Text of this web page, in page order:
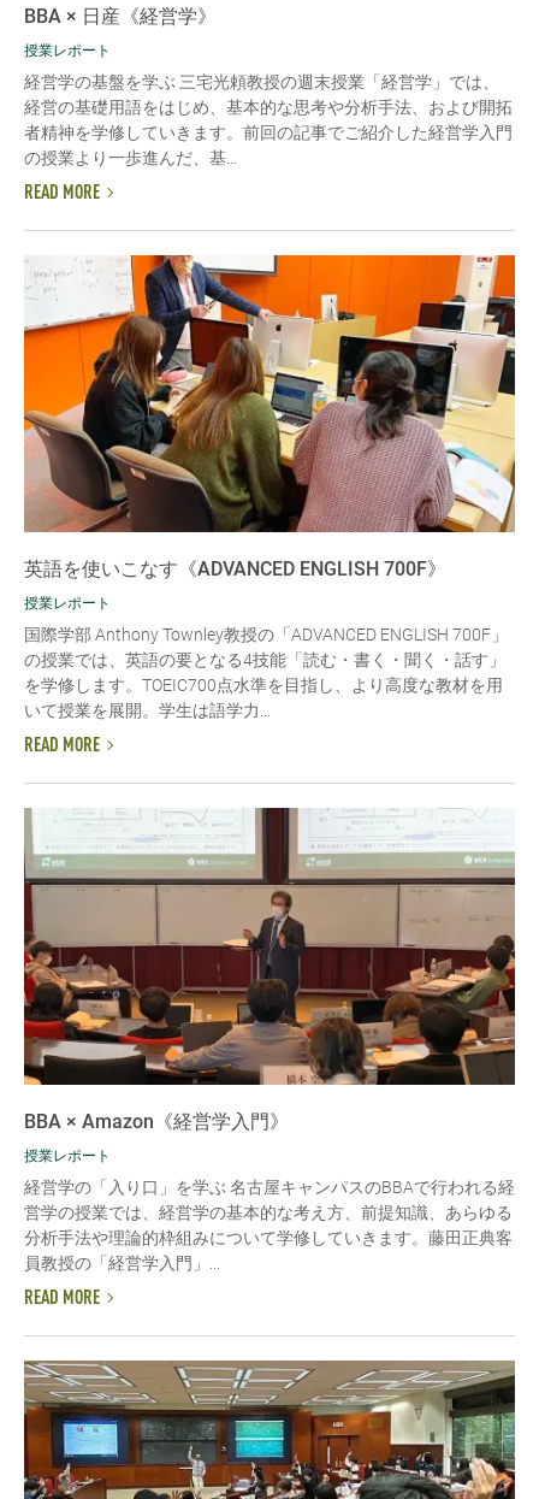
BBA × 日産《経営学》
授業レポート
経営学の基盤を学ぶ 三宅光頼教授の週末授業「経営学」では、
経営の基礎用語をはじめ、基本的な思考や分析手法、および開拓
者精神を学修していきます。前回の記事でご紹介した経営学入門
の授業より一歩進んだ、基...
READ MORE
英語を使いこなす《ADVANCED ENGLISH 700F》
授業レポート
国際学部 Anthony Townley教授の「ADVANCED ENGLISH 700F」
の授業では、英語の要となる4技能「読む・書く・聞く・話す」
を学修します。TOEIC700点水準を目指し、より高度な教材を用
いて授業を展開。学生は語学力...
READ MORE
BBA × Amazon《経営学入門》
授業レポート
経営学の「入り口」を学ぶ 名古屋キャンパスのBBAで行われる経
営学の授業では、経営学の基本的な考え方、前提知識、あらゆる
分析手法や理論的枠組みについて学修していきます。藤田正典客
員教授の「経営学入門」...
READ MORE